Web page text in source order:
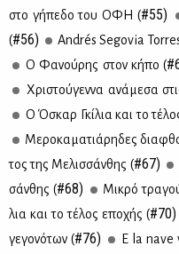
στο γή­πε­δο του ΟΦΗ (#55)
(#56) Andrés Segovia
Ο Φα­νού­ρης στον κή­πο (
Χρι­στού­γεν­να ανά­με­σα
Ο Όσκαρ Γκί­λια και το
Με­ρο­κα­μα­τιά­ρη­δες
τος της Με­λισ­σάν­θης (#67)
σάν­θης (#68) Μι­κρό
λια και το τέ­λος επο­χής (#70)
γε­γο­νό­των (#76) E la nave